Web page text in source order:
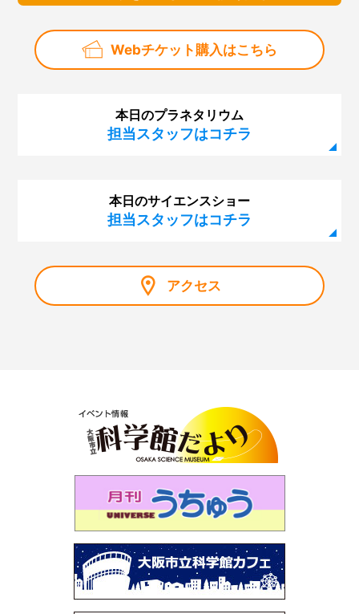
Webチケット購入はこちら
本日のプラネタリウム
担当スタッフはコチラ
本日のサイエンスショー
担当スタッフはコチラ
アクセス